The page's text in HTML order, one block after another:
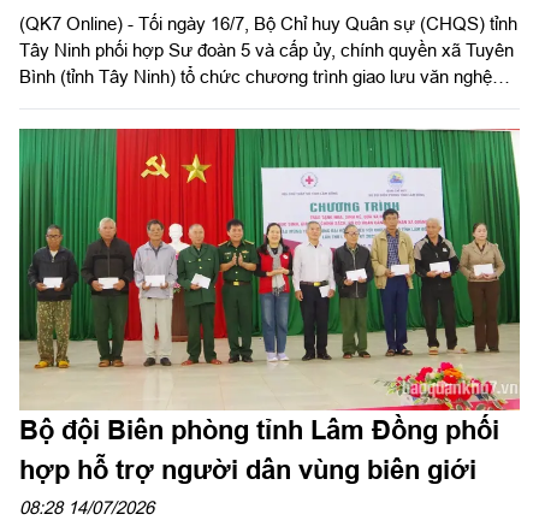
(QK7 Online) - Tối ngày 16/7, Bộ Chỉ huy Quân sự (CHQS) tỉnh
Tây Ninh phối hợp Sư đoàn 5 và cấp ủy, chính quyền xã Tuyên
Bình (tỉnh Tây Ninh) tổ chức chương trình giao lưu văn nghệ
hành quân dã ngoại làm công tác dân vận đợt 1 năm 2026.
Bộ đội Biên phòng tỉnh Lâm Đồng phối
hợp hỗ trợ người dân vùng biên giới
08:28 14/07/2026